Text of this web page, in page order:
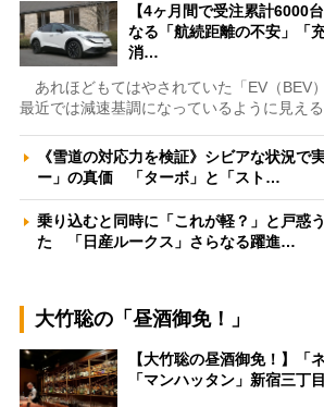
【4ヶ月間で受注累計6000
なる「航続距離の不安」「
消…
あれほどもてはやされていた「EV（BEV
最近では減速基調になっているように見え
《雪道の対応力を検証》シビアな状況で
ー」の真価 「ターボ」と「スト…
乗り込むと同時に「これが軽？」と戸惑
た 「日産ルークス」さらなる躍進…
大竹聡の「昼酒御免！」
【大竹聡の昼酒御免！】「
「マンハッタン」新宿三丁